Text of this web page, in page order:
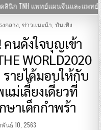
ภาพแบบองค์รวม ผสานศาสตร์ก
กลาง ข่าวแนะนำ บันเทิง
นดังใจบุญเข้า
WORLD2020
รายได้มอบให้กับ
ม่เลี้ยงเดี่ยวที่
ษาเด็กกำพร้า
นธ์ 10, 2563